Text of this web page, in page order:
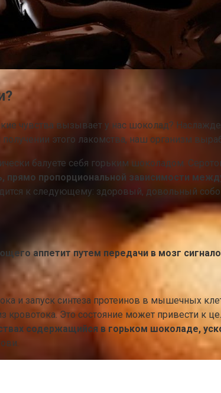
чувства вызывает у нас шоколад?
получении этого лакомства, наш организм
балуете себя горьким шоколадом.
прямо пропорциональной зависимости
к следующему: здоровый, довольный
аппетит путем передачи в мозг
и запуск синтеза протеинов в мышечных
Это состояние может привести к
содержащийся в горьком шоколаде,